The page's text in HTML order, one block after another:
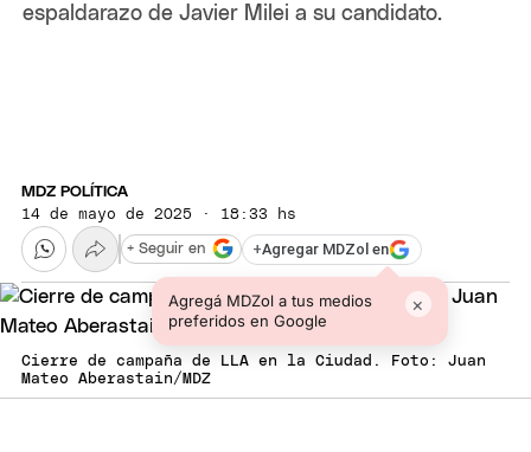
espaldarazo de Javier Milei a su candidato.
MDZ POLÍTICA
14 de mayo de 2025 · 18:33 hs
+Agregar MDZol en
Agregá MDZol a tus medios
preferidos en Google
×
+ Seguir en
Cierre de campaña de LLA en la Ciudad. Foto: Juan
Mateo Aberastain/MDZ